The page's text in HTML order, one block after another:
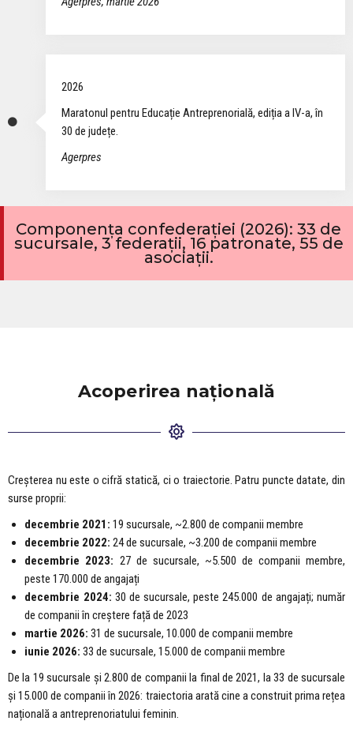
2026
Maratonul pentru Educație Antreprenorială, ediția a IV-a, în
30 de județe.
Agerpres
Componența confederației (2026): 33 de
sucursale, 3 federații, 16 patronate, 55 de
asociații.
Acoperirea națională
Creșterea nu este o cifră statică, ci o traiectorie. Patru puncte datate, din
surse proprii:
decembrie 2021: 19 sucursale, ~2.800 de companii membre
decembrie 2022: 24 de sucursale, ~3.200 de companii membre
decembrie 2023: 27 de sucursale, ~5.500 de companii membre,
peste 170.000 de angajați
decembrie 2024: 30 de sucursale, peste 245.000 de angajați; număr
de companii în creștere față de 2023
martie 2026: 31 de sucursale, 10.000 de companii membre
iunie 2026: 33 de sucursale, 15.000 de companii membre
De la 19 sucursale și 2.800 de companii la final de 2021, la 33 de sucursale
și 15.000 de companii în 2026: traiectoria arată cine a construit prima rețea
națională a antreprenoriatului feminin.